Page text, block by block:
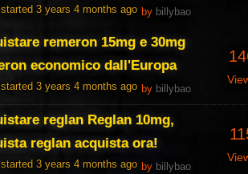
started 3 years 4 months ago by billybao
remeron 15mg e 30mg
economico dall'Europa
started 3 years 4 months ago by billybao
reglan Reglan 10mg,
reglan acquista ora!
started 3 years 4 months ago by billybao